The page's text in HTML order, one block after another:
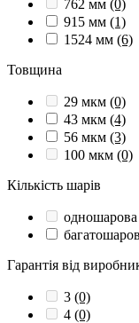
762 мм (0)
915 мм (1)
1524 мм (6)
Товщина
29 мкм (0)
43 мкм (4)
56 мкм (3)
100 мкм (0)
Кількість шарів
одношарова
Гарантія від
3 (0)
4 (0)